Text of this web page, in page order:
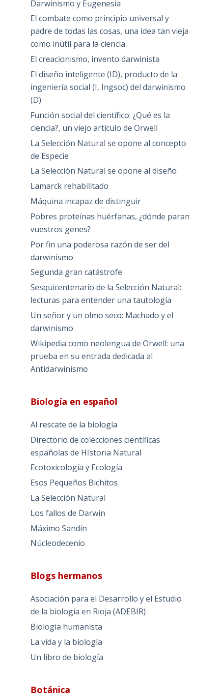
Darwinismo y Eugenesia
El combate como principio universal y
padre de todas las cosas, una idea tan vieja
como inútil para la ciencia
El creacionismo, invento darwinista
El diseño inteligente (ID), producto de la
ingeniería social (I, Ingsoc) del darwinismo
(D)
Función social del científico: ¿Qué es la
ciencia?, un viejo artículo de Orwell
La Selección Natural se opone al concepto
de Especie
La Selección Natural se opone al diseño
Lamarck rehabilitado
Máquina incapaz de distinguir
Pobres proteínas huérfanas, ¿dónde paran
vuestros genes?
Por fin una poderosa razón de ser del
darwinismo
Segunda gran catástrofe
Sesquicentenario de la Selección Natural:
lecturas para entender una tautología
Un señor y un olmo seco: Machado y el
darwinismo
Wikipedia como neolengua de Orwell: una
prueba en su entrada dedicada al
Antidarwinismo
Biología en español
Al rescate de la biología
Directorio de colecciones científicas
españolas de HIstoria Natural
Ecotoxicología y Ecología
Esos Pequeños Bichitos
La Selección Natural
Los fallos de Darwin
Máximo Sandín
Núcleodecenio
Blogs hermanos
Asociación para el Desarrollo y el Estudio
de la biología en Rioja (ADEBIR)
Biología humanista
La vida y la biología
Un libro de biología
Botánica